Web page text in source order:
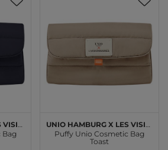
Bag
Puffy Unio Cosmetic Bag
Toast